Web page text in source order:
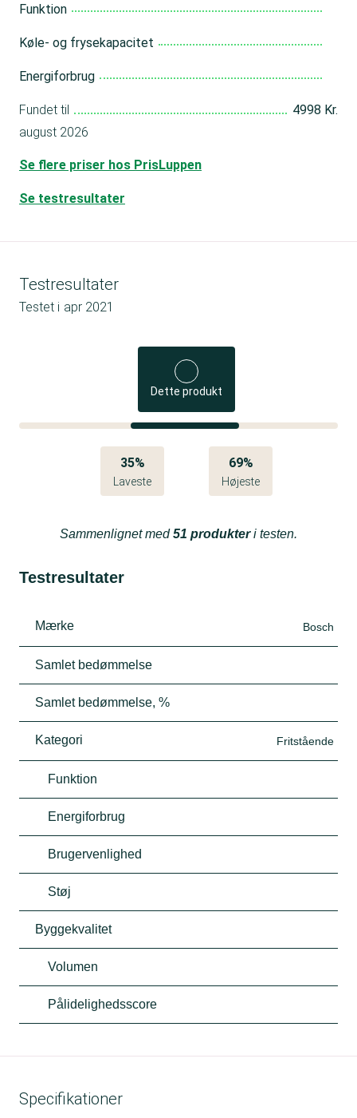
Funktion
Køle- og frysekapacitet
Energiforbrug
Fundet til
4998 Kr.
august 2026
Se flere priser hos PrisLuppen
Se testresultater
Testresultater
Testet i apr 2021
Dette produkt
35%
Laveste
69%
Højeste
Sammenlignet med51 produkteri testen.
Testresultater
Mærke Bosch
Samlet bedømmelse
Samlet bedømmelse, %
Kategori Fritstående
Funktion
Energiforbrug
Brugervenlighed
Støj
Byggekvalitet
Volumen
Pålidelighedsscore
Specifikationer